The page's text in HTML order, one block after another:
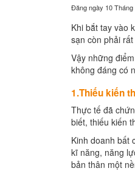
Đăng ngày 10 Tháng
Khi bắt tay vào
sạn còn phải
Vậy những
không đáng có
1.Thiếu kiến
Thực tế đã
biết, thiếu kiến
Kinh doanh bất
kĩ năng, năng
bản thân một